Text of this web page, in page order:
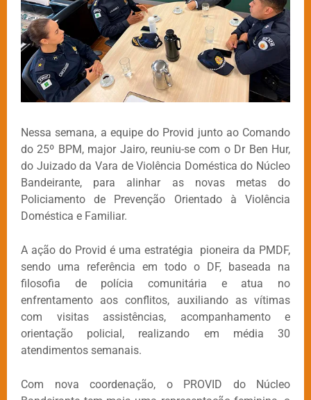
Nessa semana, a equipe do Provid junto ao Comando
do 25º BPM, major Jairo, reuniu-se com o Dr Ben Hur,
do Juizado da Vara de Violência Doméstica do Núcleo
Bandeirante, para alinhar as novas metas do
Policiamento de Prevenção Orientado à Violência
Doméstica e Familiar.
A ação do Provid é uma estratégia pioneira da PMDF,
sendo uma referência em todo o DF, baseada na
filosofia de polícia comunitária e atua no
enfrentamento aos conflitos, auxiliando as vítimas
com visitas assistências, acompanhamento e
orientação policial, realizando em média 30
atendimentos semanais.
Com nova coordenação, o PROVID do Núcleo